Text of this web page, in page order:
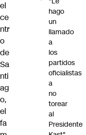
el
ce
ntr
o
de
Sa
nti
ag
o,
el
fa
hago
un
llamado
a
los
partidos
oficialistas
a
no
torear
al
Presidente